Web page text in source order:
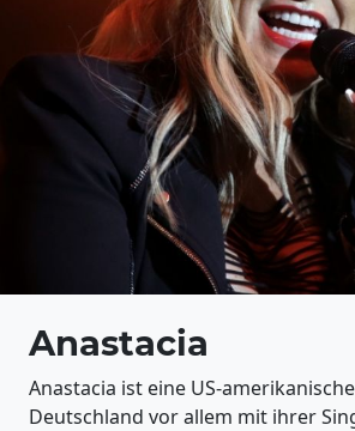
Anastacia
Anastacia ist eine US-
Deutschland vor allem mit ihrer